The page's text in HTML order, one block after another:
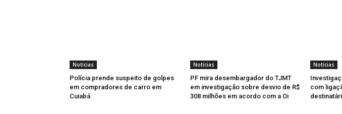
Notícias
Polícia prende suspeito de golpes
em compradores de carro em
Cuiabá
Notícias
PF mira desembargador do TJMT
em investigação sobre desvio de R$
308 milhões em acordo com a Oi
Notícias
com